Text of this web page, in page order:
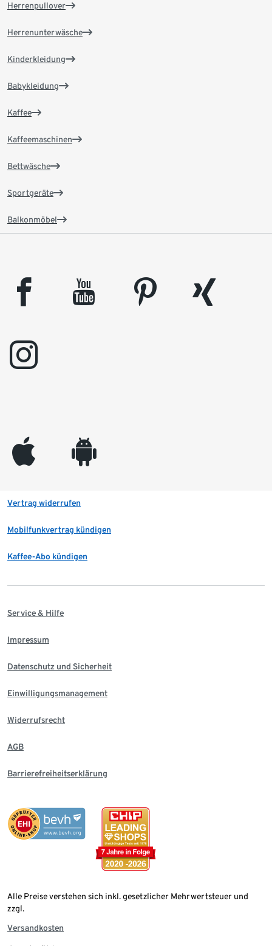
Herrenpullover
Herrenunterwäsche
Kinderkleidung
Babykleidung
Kaffee
Kaffeemaschinen
Bettwäsche
Sportgeräte
Balkonmöbel
facebook youtube pinterest
xing
instagram
appleinc android
Vertrag widerrufen
Mobilfunkvertrag kündigen
Kaffee-Abo kündigen
Service & Hilfe
Impressum
Datenschutz und Sicherheit
Einwilligungsmanagement
Widerrufsrecht
AGB
Barrierefreiheitserklärung
Alle Preise verstehen sich inkl. gesetzlicher Mehrwertsteuer und
zzgl.
Versandkosten